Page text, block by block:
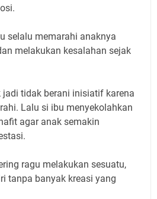
selalu memarahi anaknya
melakukan kesalahan sejak
jadi tidak berani inisiatif karena
Lalu si ibu menyekolahkan
agar anak semakin
ragu melakukan sesuatu,
tanpa banyak kreasi yang